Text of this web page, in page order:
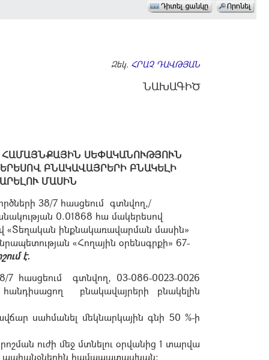
Զեկ. ՀՐԱՉ ԴԱՎԹՅԱՆ
ՆԱԽԱԳԻԾ
ՍԵՓԱԿԱՆՈՒԹՅՈՒՆ
ԲՆԱԿԱՎԱՅՐԵՐԻ ԲՆԱԿԵԼԻ
ՄԱՍԻՆ
38/7 հասցեում գտնվող,/
0.01868 հա մակերեսով
«Տեղական ինքնակառավարման մասին»
«Հողային օրենսգրքի» 67-
է.
7 հասցեում գտնվող, 03-086-0023-0026
բնակավայրերի բնակելին
սահմանել մեկնարկային գնի 50 %-ի
ուժի մեջ մտնելու օրվանից 1 տարվա
պահանջներին համապատասխան: